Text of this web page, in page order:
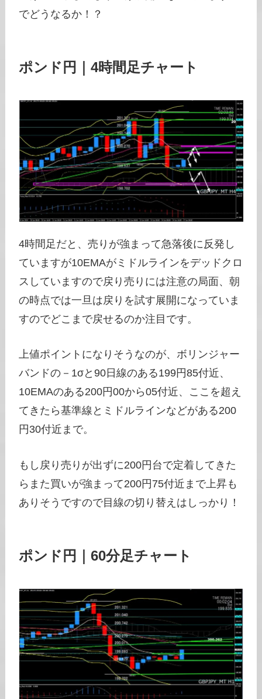
でどうなるか！？
ポンド円｜4時間足チャート
4時間足だと、売りが強まって急落後に反発し
ていますが10EMAがミドルラインをデッドクロ
スしていますので戻り売りには注意の局面、朝
の時点では一旦は戻りを試す展開になっていま
すのでどこまで戻せるのか注目です。
上値ポイントになりそうなのが、ボリンジャー
バンドの－1σと90日線のある199円85付近、
10EMAのある200円00から05付近、ここを超え
てきたら基準線とミドルラインなどがある200
円30付近まで。
もし戻り売りが出ずに200円台で定着してきた
らまた買いが強まって200円75付近まで上昇も
ありそうですので目線の切り替えはしっかり！
ポンド円｜60分足チャート